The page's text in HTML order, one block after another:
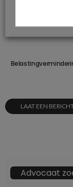
Kinderen zonder
LAAT EEN
Advocaat